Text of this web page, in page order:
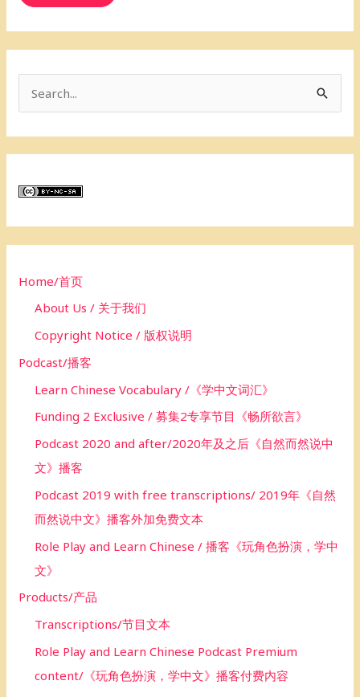
c
rHome/首页
About Us / 关于我们
Copyright Notice / 版权说明
Podcast/播客
Learn Chinese Vocabulary /《学中文词汇》
Funding 2 Exclusive / 募集2专享节目《畅所欲言》
Podcast 2020 and after/2020年及之后《自然而然说中
文》播客
Podcast 2019 with free transcriptions/ 2019年《自然
而然说中文》播客外加免费文本
Role Play and Learn Chinese / 播客《玩角色扮演，学中
文》
Products/产品
Transcriptions/节目文本
Role Play and Learn Chinese Podcast Premium
content/《玩角色扮演，学中文》播客付费内容